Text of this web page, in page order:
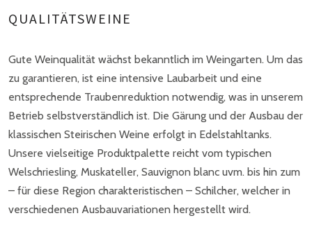
QUALITÄTSWEINE
Gute Weinqualität wächst bekanntlich im Weingarten. Um das
zu garantieren, ist eine intensive Laubarbeit und eine
entsprechende Traubenreduktion notwendig, was in unserem
Betrieb selbstverständlich ist. Die Gärung und der Ausbau der
klassischen Steirischen Weine erfolgt in Edelstahltanks.
Unsere vielseitige Produktpalette reicht vom typischen
Welschriesling, Muskateller, Sauvignon blanc uvm. bis hin zum
– für diese Region charakteristischen – Schilcher, welcher in
verschiedenen Ausbauvariationen hergestellt wird.